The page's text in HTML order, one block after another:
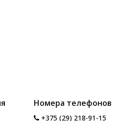
Номера телефонов
+375 (29) 218-91-15